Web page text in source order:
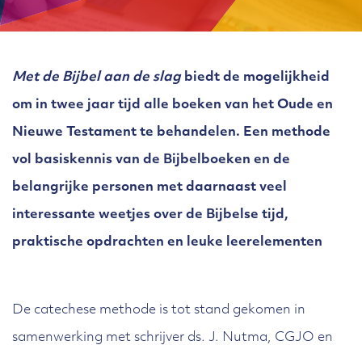
Met de Bijbel aan de slag biedt de mogelijkheid
om in twee jaar tijd alle boeken van het Oude en
Nieuwe Testament te behandelen. Een methode
vol basiskennis van de Bijbelboeken en de
belangrijke personen met daarnaast veel
interessante weetjes over de Bijbelse tijd,
praktische opdrachten en leuke leerelementen
De catechese methode is tot stand gekomen in
samenwerking met schrijver ds. J. Nutma, CGJO en